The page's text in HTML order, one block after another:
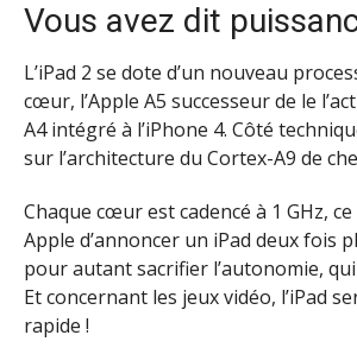
Vous avez dit
L’iPad 2 se dote d’un nouveau
cœur, l’Apple A5 successeur de le
A4 intégré à l’iPhone 4. Côté
sur l’architecture du Cortex-A9 de
Chaque cœur est cadencé à 1 GHz,
Apple d’annoncer un iPad deux fois
pour autant sacrifier l’autonomie,
Et concernant les jeux vidéo, l’iPad
rapide !